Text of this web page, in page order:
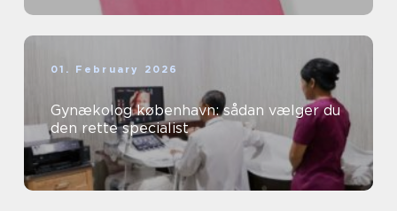
01. February 2026
Gynækolog københavn: sådan vælger du
den rette specialist